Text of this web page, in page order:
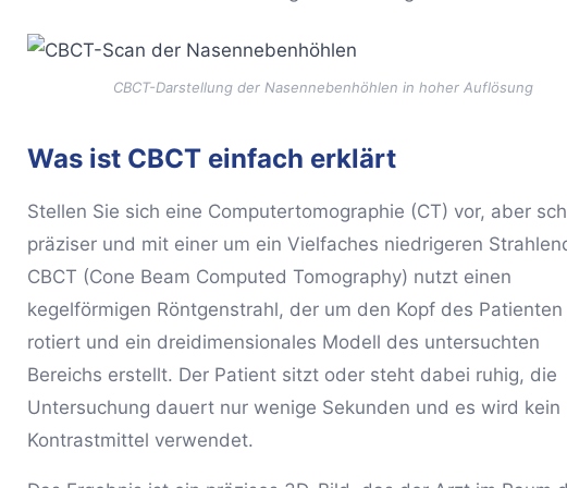
CBCT-Darstellung der Nasennebenhöhlen in hoher Auflösung
Was ist CBCT einfach erklärt
Stellen Sie sich eine Computertomographie (CT) vor, aber
präziser und mit einer um ein Vielfaches niedrigeren
CBCT (Cone Beam Computed Tomography) nutzt einen
kegelförmigen Röntgenstrahl, der um den Kopf des Patienten
rotiert und ein dreidimensionales Modell des untersuchten
Bereichs erstellt. Der Patient sitzt oder steht dabei ruhig, die
Untersuchung dauert nur wenige Sekunden und es wird kein
Kontrastmittel verwendet.